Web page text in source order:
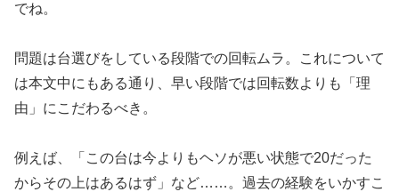
でね。
問題は台選びをしている段階での回転ムラ。これについて
は本文中にもある通り、早い段階では回転数よりも「理
由」 にこだわるべき。
例えば、「この台は今よりもヘソが悪い状態で20だった
からその上はあるはず」など……。過去の経験をいかすこ